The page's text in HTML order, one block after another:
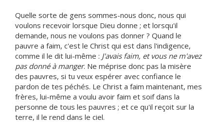
Quelle sorte de gens sommes-nous donc, nous qui
voulons recevoir lorsque Dieu donne ; et lorsqu'il
demande, nous ne voulons pas donner ? Quand le
pauvre a faim, c'est le Christ qui est dans l'indigence,
comme il le dit lui-même : J'avais faim, et vous ne m'avez
pas donné à manger. Ne méprise donc pas la misère
des pauvres, si tu veux espérer avec confiance le
pardon de tes péchés. Le Christ a faim maintenant, mes
frères, lui-même a voulu avoir faim et soif dans la
personne de tous les pauvres ; et ce qu'il reçoit sur la
terre, il le rend dans le ciel.